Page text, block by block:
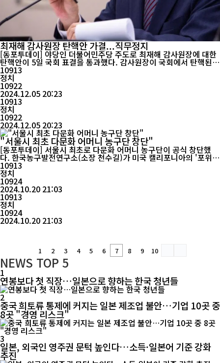
최재해 감사원장 탄핵안 가결...직무정지
[동포투데이] 야당인 더불어민주당 주도로 최재해 감사원장에 대한
탄핵안이 5일 국회 표결을 통과했다. 감사원장이 국회에서 탄핵된
것은 이번이 처음이다. 한편 대통령실은 윤석열의 다음 움직임과 관
련해 오늘 어떤 언급도 하지 않을 것이라고 밝혔다. 보도에 따르면
국회는 재석의원 192명 중 찬성 188표, 반대 4표로 탄핵안을 가결
했다. 이에 대해 최재해 원장은 "정치적 탄핵으로 인...
10913
정치
10922
2024.12.05 20:23
10913
정치
10922
2024.12.05 20:23
"서울시 최초 다문화 어머니 농구단 창단"
[동포투데이] 서울시 최초로 다문화 어머니 농구단이 공식 창단했
다. 한국농구발전연구소(소장 천수길)가 미국 캘리포니아의 '포위드
투 재단'(For With To Foundation)이 후원하고, 11개국 다문화
어머니들이 참여하는 '포위드투 글로벌 마더스 농구단' 창단식을 서
울 용산구 소재 용산청소년센터에서 성황리에 개최했다. '포위드투
글로벌 마더스 농구단'은 러시아, 멕시코, 이란, 캄보...
10913
정치
10924
2024.10.20 21:03
10913
정치
10924
2024.10.20 21:03
1 2 3 4 5 6 7 8 9 10
NEWS TOP 5
1
연봉보다 첫 직장…일본으로 향하는 한국 청년들
2
중국 희토류 통제에 커지는 일본 제조업 불안…기업 10곳 중
8곳 "경영 리스크"
3
일본, 외국인 영주권 문턱 높인다…소득·일본어 기준 강화
추진